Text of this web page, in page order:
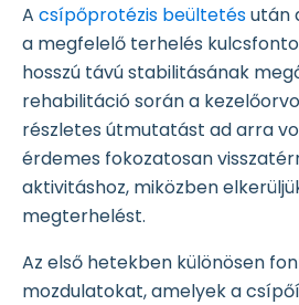
A csípőprotézis beültetésután
a megfelelő terhelés
hosszú távú stabilitásának
rehabilitáció során a
részletes útmutatást ad arra
érdemes fokozatosan
aktivitáshoz, miközben
megterhelést.
Az első hetekben különösen
mozdulatokat, amelyek a